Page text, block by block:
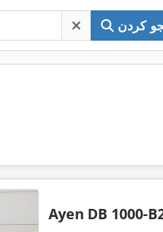
کردن
Ayen DB 1000-